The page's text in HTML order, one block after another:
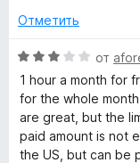
е
о
н
а
з
Отметить
О
ц
е
н
е
н
от
1 hour a month for
for the whole
are great, but the
paid amount is not
the US, but can be